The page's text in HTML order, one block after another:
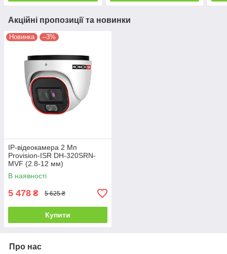
Акційні пропозиції та новинки
Новинка –3%
IP-відеокамера 2 Мп
Provision-ISR DH-320SRN-
MVF (2.8-12 мм)
В наявності
5 478 ₴ 5 625 ₴
Купити
Про нас